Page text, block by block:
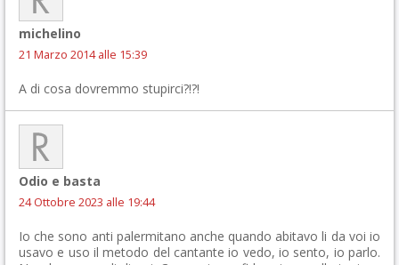
michelino
21 Marzo 2014 alle 15:39
A di cosa dovremmo stupirci?!?!
Odio e basta
24 Ottobre 2023 alle 19:44
Io che sono anti palermitano anche quando abitavo li da voi io
usavo e uso il metodo del cantante io vedo, io sento, io parlo.